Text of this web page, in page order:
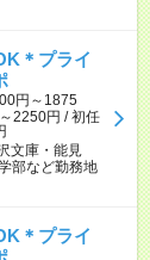
＊プライ
円～1875
2250円 / 初任
文庫・能見
部など勤務地
＊プライ